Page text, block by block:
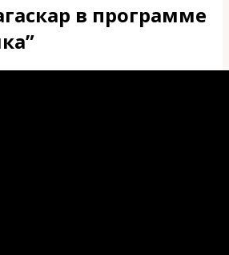
в программе